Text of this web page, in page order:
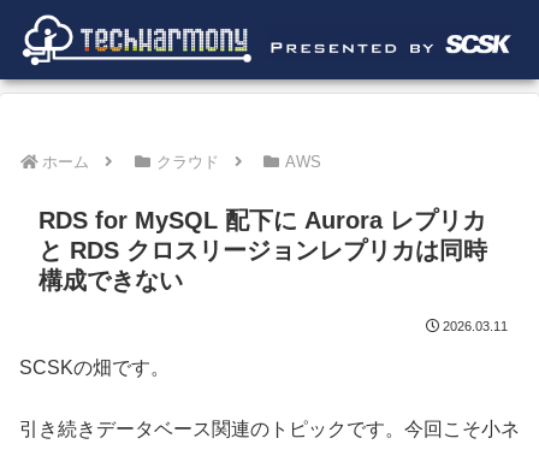
ホーム クラウド AWS
RDS for MySQL 配下に Aurora レプリカ
と RDS クロスリージョンレプリカは同時
構成できない
2026.03.11
SCSKの畑です。
引き続きデータベース関連のトピックです。今回こそ小ネ